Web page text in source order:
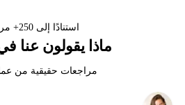
استنادًا إلى 250+
ماذا يقولون عنا
مراجعات حقيقية من